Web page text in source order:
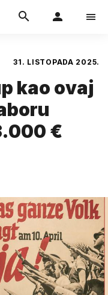
31. LISTOPADA 2025.
kao ovaj
€